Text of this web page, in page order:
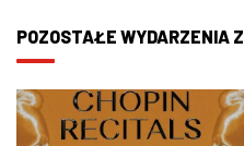
POZOSTAŁE WYDARZENIA